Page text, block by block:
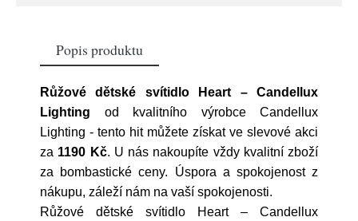
Popis produktu
Růžové dětské svítidlo Heart – Candellux
Lighting od kvalitního výrobce Candellux
Lighting - tento hit můžete získat ve slevové akci
za 1190 Kč. U nás nakoupíte vždy kvalitní zboží
za bombastické ceny. Úspora a spokojenost z
nákupu, záleží nám na vaší spokojenosti.
Růžové dětské svítidlo Heart – Candellux